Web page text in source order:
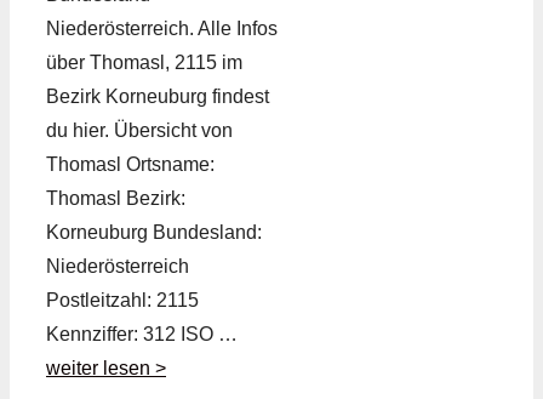
Niederösterreich. Alle Infos
über Thomasl, 2115 im
Bezirk Korneuburg findest
du hier. Übersicht von
Thomasl Ortsname:
Thomasl Bezirk:
Korneuburg Bundesland:
Niederösterreich
Postleitzahl: 2115
Kennziffer: 312 ISO …
weiter lesen >